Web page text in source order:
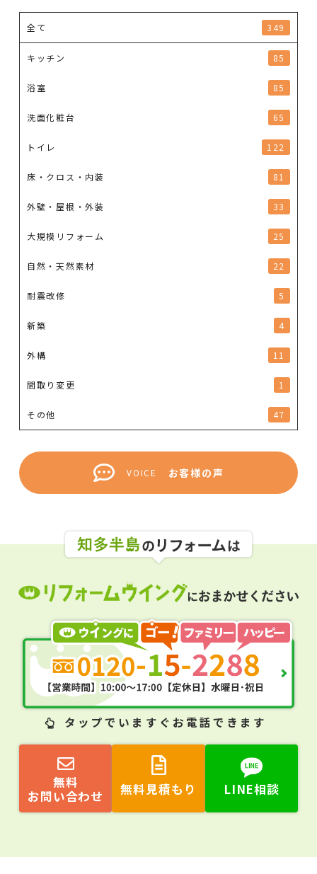
全て 349
キッチン 85
浴室 85
洗面化粧台 65
トイレ 122
床・クロス・内装 81
外壁・屋根・外装 33
大規模リフォーム 25
自然・天然素材 22
耐震改修 5
新築 4
外構 11
間取り変更 1
その他 47
VOICE お客様の声
タップでいますぐお電話できます
無料
お問い合わせ
無料見積もり LINE相談